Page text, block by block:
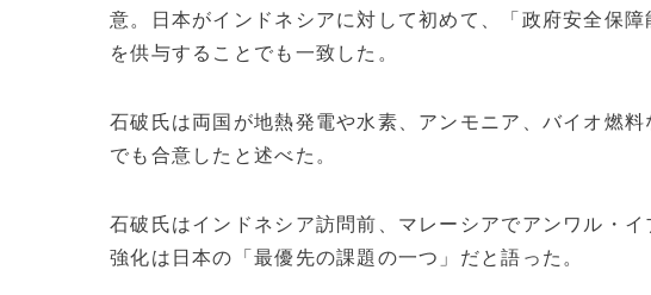
意。日本がインドネシアに対して初めて、「政府安全保
を供与することでも一致した。
石破氏は両国が地熱発電や水素、アンモニア、バイオ燃
でも合意したと述べた。
石破氏はインドネシア訪問前、マレーシアでアンワル・
強化は日本の「最優先の課題の一つ」だと語った。